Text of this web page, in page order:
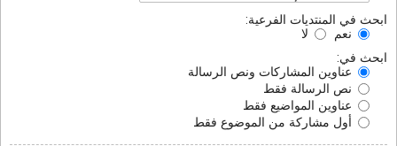
ابحث في المنتديات الفرعية:
نعم
لا
ابحث في:
عناوين المشاركات ونص الرسالة
نص الرسالة فقط
عناوين المواضيع فقط
أول مشاركة من الموضوع فقط